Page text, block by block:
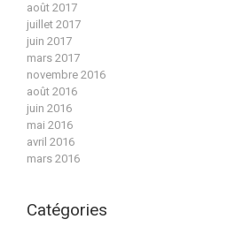
août 2017
juillet 2017
juin 2017
mars 2017
novembre 2016
août 2016
juin 2016
mai 2016
avril 2016
mars 2016
Catégories